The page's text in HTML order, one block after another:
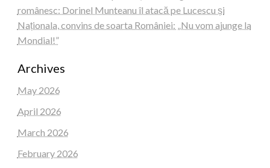
românesc: Dorinel Munteanu îl atacă pe Lucescu și
Naționala, convins de soarta României: „Nu vom ajunge la
Mondial!”
Archives
May 2026
April 2026
March 2026
February 2026